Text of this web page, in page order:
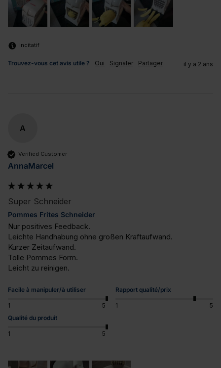
Incitatif
Trouvez-vous cet avis utile ? Oui Signaler Partager il y a 2 ans
A
Verified Customer
AnnaMarcel
Super Schneider
Pommes Frites Schneider
Nur positives Feedback.
Leichte Handhabung ohne großen Kraftaufwand.
Kurzer Zeitaufwand.
Tolle Pommes Form.
Leicht zu reinigen.
Facile à manipuler/à utiliser
1 5
Rapport qualité/prix
1
5
Qualité du produit
1 5